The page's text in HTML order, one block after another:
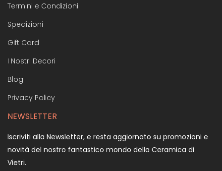
Termini e Condizioni
Spedizioni
Gift Card
I Nostri Decori
Blog
Privacy Policy
NEWSLETTER
Iscriviti alla Newsletter, e resta aggiornato su promozioni e
novità del nostro fantastico mondo della Ceramica di
Vietri.